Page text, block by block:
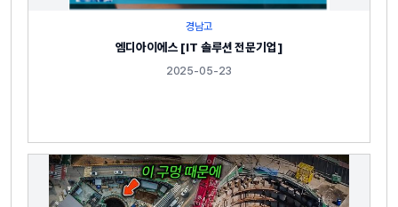
경남고
엠디아이에스 [IT 솔루션 전문기업]
2025-05-23